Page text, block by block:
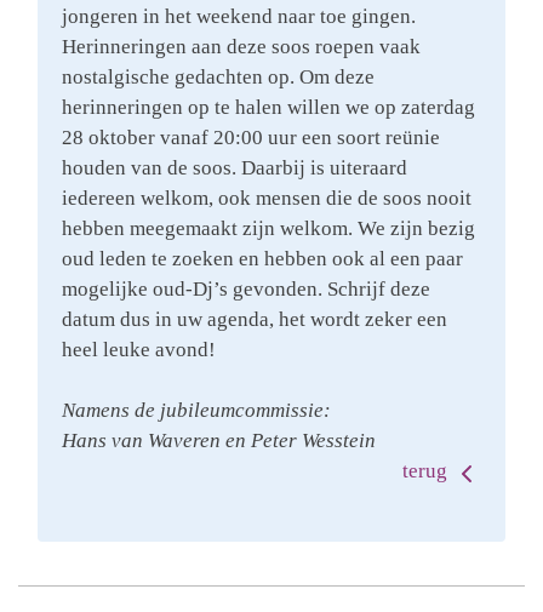
jongeren in het weekend naar toe gingen.
Herinneringen aan deze soos roepen vaak
nostalgische gedachten op. Om deze
herinneringen op te halen willen we op zaterdag
28 oktober vanaf 20:00 uur een soort reünie
houden van de soos. Daarbij is uiteraard
iedereen welkom, ook mensen die de soos nooit
hebben meegemaakt zijn welkom. We zijn bezig
oud leden te zoeken en hebben ook al een paar
mogelijke oud-Dj’s gevonden. Schrijf deze
datum dus in uw agenda, het wordt zeker een
heel leuke avond!
Namens de jubileumcommissie:
Hans van Waveren en Peter Wesstein
terug